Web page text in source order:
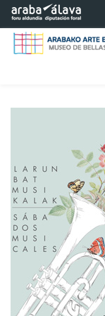
Eduki nagusira joan